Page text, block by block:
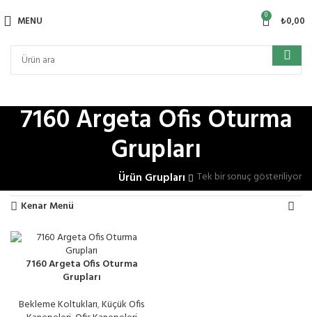
MENU 0 ₺0,00
7160 Argeta Ofis Oturma
Grupları
Ürün Grupları
Tek bir sonuç gösteriliyor
Kenar Menü
7160 Argeta Ofis Oturma
Grupları
Bekleme Koltukları,Küçük Ofis